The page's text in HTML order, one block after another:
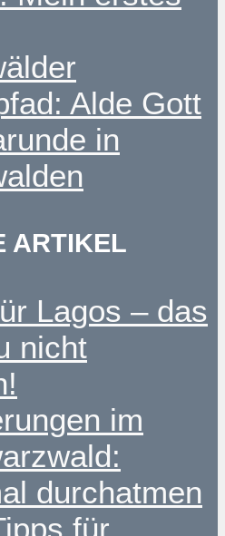
Alde Gott
in
ARTIKEL
Lagos – das
nicht
im
durchatmen
für